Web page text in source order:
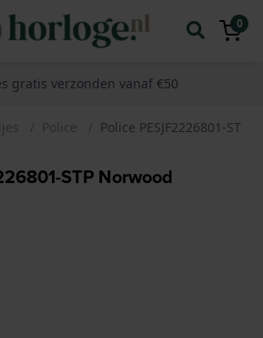
0
gratis verzonden vanaf €50
Police Police PESJF2226801-
STP Norwood